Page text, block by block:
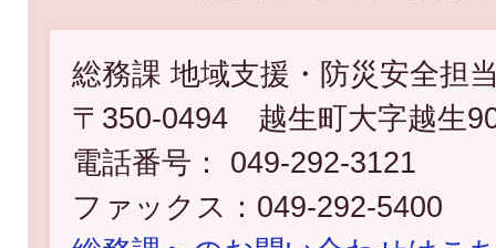
総務課 地域支援・防災安全担
〒350-0494 越生町大字越生
電話番号： 049-292-3121
ファックス：049-292-5400